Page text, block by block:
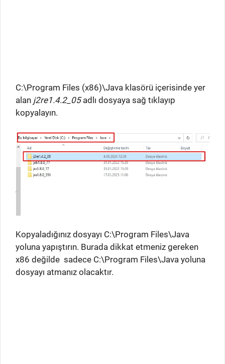
C:\Program Files (x86)\Java klasörü içerisinde yer
alan j2re1.4.2_05adlı dosyaya sağ tıklayıp
kopyalayın.
Kopyaladığınız dosyayı C:\Program Files\Java
yoluna yapıştırın. Burada dikkat etmeniz gereken
x86 değilde sadece C:\Program Files\Java yoluna
dosyayı atmanız olacaktır.